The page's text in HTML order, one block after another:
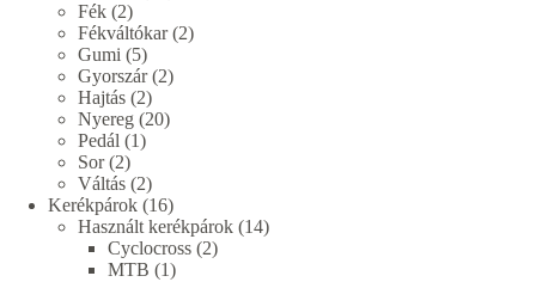
Fék 22
termék
Fékváltókar 22
Gumi 55
termék
Gyorszár 22
Hajtás 22
termék
Nyereg 2020
Pedál 11
Sor 22
termék
Váltás 22
termék
Kerékpárok 1616
termék
Használt kerékpárok 1414
Cyclocross 22
MTB 11